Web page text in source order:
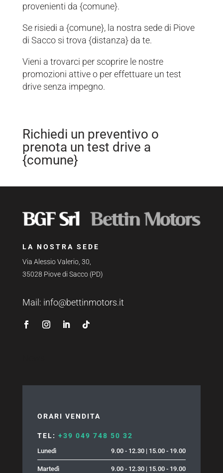
provenienti da {comune}.
Se risiedi a {comune}, la nostra sede di Piove
di Sacco si trova {distanza} da te.
Vieni a trovarci per scoprire le nostre
promozioni attive o per effettuare un test
drive senza impegno.
Richiedi un preventivo o
prenota un test drive a
{comune}
LA NOSTRA SEDE
Via Alessio Valerio, 30,
35028 Piove di Sacco (PD)
Mail: info@bettinmotors.it
ORARI VENDITA
TEL: +39 049 748 50 32
Lunedì 9.00 - 12.30 | 15.00 - 19.00
Martedì 9.00 - 12.30 | 15.00 - 19.00